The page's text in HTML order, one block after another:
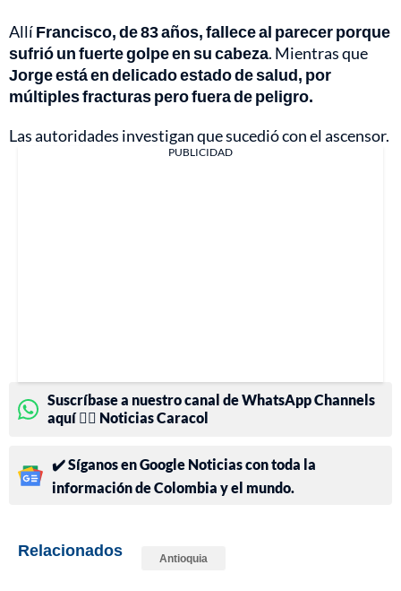
AllíFrancisco, de 83 años, fallece al parecer porque
sufrió un fuerte golpe en su cabeza. Mientras que
Jorge está en delicado estado de salud, por
múltiples fracturas pero fuera de peligro.
Las autoridades investigan que sucedió con el ascensor.
PUBLICIDAD
Suscríbase a nuestro canal de WhatsApp Channels
aquí 👉🏻 Noticias Caracol
✔️ Síganos en Google Noticias con toda la
información de Colombia y el mundo.
Relacionados Antioquia